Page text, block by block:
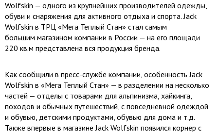
Wolfskin — одного из крупнейших производителей одежды,
обуви и снаряжения для активного отдыха и спорта. Jack
Wolfskin в ТРЦ «Мега Теплый Стан» стал самым
большим магазином компании в России — на его площади
220 кв.м представлена вся продукция бренда.
Как сообщили в пресс-службе компании, особенность Jack
Wolfskin в «Мега Теплый Стан» — в разделении на несколько
частей — отделы с товарами для альпинизма, хайкинга,
походов и обычных путешествий, с повседневной одеждой
и обувью, детскими продуктами, обувью для дома и т.д.
Также впервые в магазине Jack Wolfskin появился корнер с